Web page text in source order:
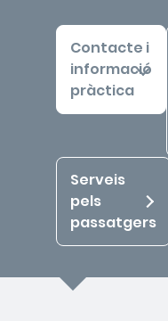
Contacte i
informació
pràctica
Serveis
pels
passatgers